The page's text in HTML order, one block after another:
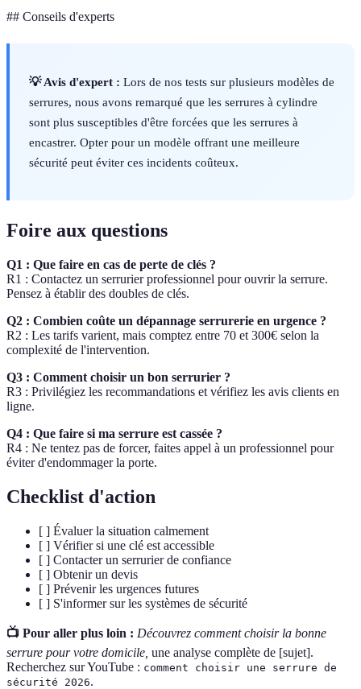
## Conseils d'experts
💡 Avis d'expert : Lors de nos tests sur plusieurs modèles de
serrures, nous avons remarqué que les serrures à cylindre
sont plus susceptibles d'être forcées que les serrures à
encastrer. Opter pour un modèle offrant une meilleure
sécurité peut éviter ces incidents coûteux.
Foire aux questions
Q1 : Que faire en cas de perte de clés ?
R1 : Contactez un serrurier professionnel pour ouvrir la serrure.
Pensez à établir des doubles de clés.
Q2 : Combien coûte un dépannage serrurerie en urgence ?
R2 : Les tarifs varient, mais comptez entre 70 et 300€ selon la
complexité de l'intervention.
Q3 : Comment choisir un bon serrurier ?
R3 : Privilégiez les recommandations et vérifiez les avis clients en
ligne.
Q4 : Que faire si ma serrure est cassée ?
R4 : Ne tentez pas de forcer, faites appel à un professionnel pour
éviter d'endommager la porte.
Checklist d'action
[ ] Évaluer la situation calmement
[ ] Vérifier si une clé est accessible
[ ] Contacter un serrurier de confiance
[ ] Obtenir un devis
[ ] Prévenir les urgences futures
[ ] S'informer sur les systèmes de sécurité
📺 Pour aller plus loin : Découvrez comment choisir la bonne
serrure pour votre domicile, une analyse complète de [sujet].
Recherchez sur YouTube : comment choisir une serrure de
sécurité 2026.